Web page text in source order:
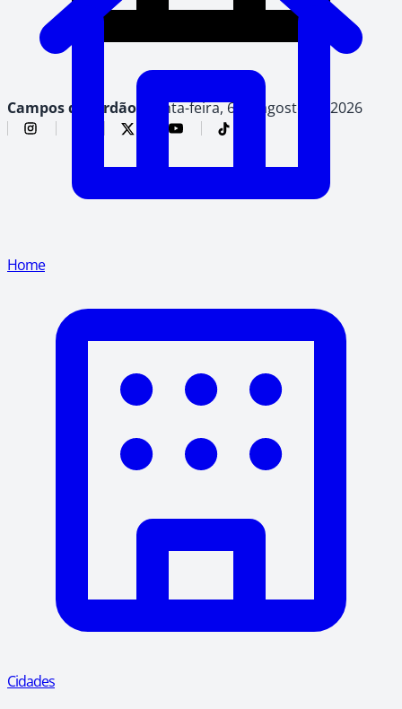
Campos do Jordão, quinta-feira, 6 de agosto de 2026
Home
Cidades